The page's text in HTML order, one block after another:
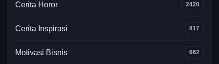
Cerita Horor 2420
Cerita Inspirasi 817
Motivasi Bisnis 662